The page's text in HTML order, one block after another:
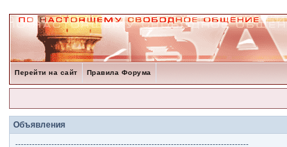
Перейти на сайт Правила Форума
Объявления
------------------------------------------------------------------------------------